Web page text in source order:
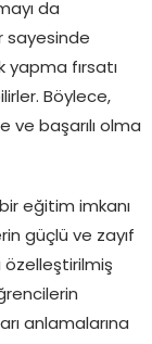
da
sayesinde
fırsatı
Böylece,
ve başarılı olma
eğitim imkanı
güçlü ve zayıf
özelleştirilmiş
anlamalarına